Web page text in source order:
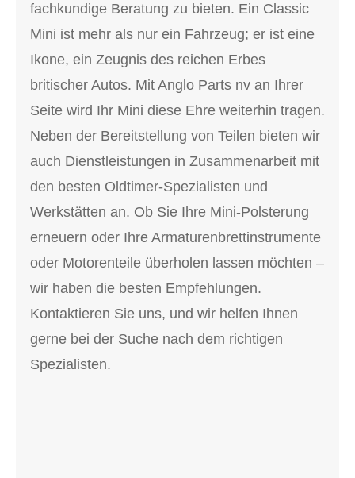
fachkundige Beratung zu bieten. Ein Classic
Mini ist mehr als nur ein Fahrzeug; er ist eine
Ikone, ein Zeugnis des reichen Erbes
britischer Autos. Mit Anglo Parts nv an Ihrer
Seite wird Ihr Mini diese Ehre weiterhin tragen.
Neben der Bereitstellung von Teilen bieten wir
auch Dienstleistungen in Zusammenarbeit mit
den besten Oldtimer-Spezialisten und
Werkstätten an. Ob Sie Ihre Mini-Polsterung
erneuern oder Ihre Armaturenbrettinstrumente
oder Motorenteile überholen lassen möchten –
wir haben die besten Empfehlungen.
Kontaktieren Sie uns, und wir helfen Ihnen
gerne bei der Suche nach dem richtigen
Spezialisten.